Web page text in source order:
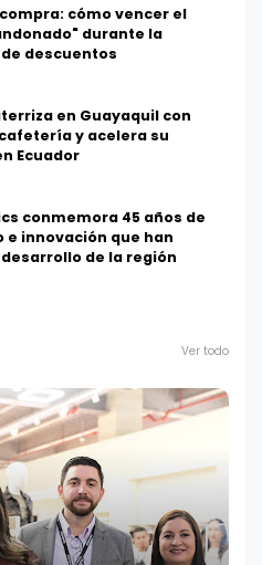
cómo vencer el
durante la
descuentos
en Guayaquil con
y acelera su
Ecuador
conmemora 45 años de
e innovación que han
de la región
Ver todo